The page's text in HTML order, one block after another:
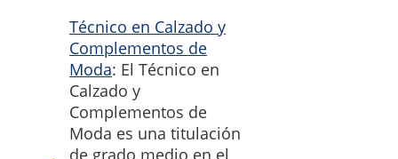
Técnico en Calzado y
Complementos de
Moda: El Técnico en
Calzado y
Complementos de
Moda es una titulación